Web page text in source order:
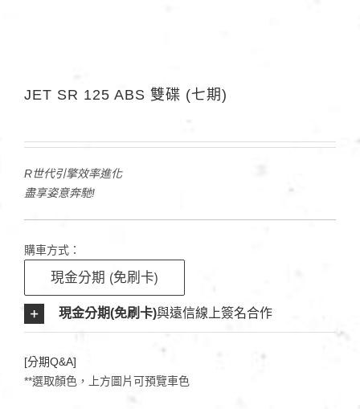
JET SR 125 ABS 雙碟 (七期)
R世代引擎效率進化
盡享姿意奔馳!
購車方式：
現金分期 (免刷卡)
現金分期(免刷卡)與遠信線上簽名合作
[分期Q&A]
**選取顏色，上方圖片可預覽車色